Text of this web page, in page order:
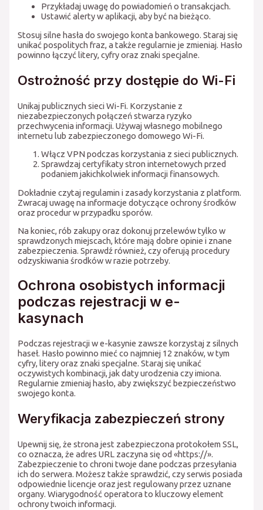
Przykładaj uwagę do powiadomień o transakcjach.
Ustawić alerty w aplikacji, aby być na bieżąco.
Stosuj silne hasła do swojego konta bankowego. Staraj się
unikać pospolitych fraz, a także regularnie je zmieniaj. Hasło
powinno łączyć litery, cyfry oraz znaki specjalne.
Ostrożność przy dostępie do Wi-Fi
Unikaj publicznych sieci Wi-Fi. Korzystanie z
niezabezpieczonych połączeń stwarza ryzyko
przechwycenia informacji. Używaj własnego mobilnego
internetu lub zabezpieczonego domowego Wi-Fi.
Włącz VPN podczas korzystania z sieci publicznych.
Sprawdzaj certyfikaty stron internetowych przed
podaniem jakichkolwiek informacji finansowych.
Dokładnie czytaj regulamin i zasady korzystania z platform.
Zwracaj uwagę na informacje dotyczące ochrony środków
oraz procedur w przypadku sporów.
Na koniec, rób zakupy oraz dokonuj przelewów tylko w
sprawdzonych miejscach, które mają dobre opinie i znane
zabezpieczenia. Sprawdź również, czy oferują procedury
odzyskiwania środków w razie potrzeby.
Ochrona osobistych informacji
podczas rejestracji w e-
kasynach
Podczas rejestracji w e-kasynie zawsze korzystaj z silnych
haseł. Hasło powinno mieć co najmniej 12 znaków, w tym
cyfry, litery oraz znaki specjalne. Staraj się unikać
oczywistych kombinacji, jak daty urodzenia czy imiona.
Regularnie zmieniaj hasło, aby zwiększyć bezpieczeństwo
swojego konta.
Weryfikacja zabezpieczeń strony
Upewnij się, że strona jest zabezpieczona protokołem SSL,
co oznacza, że adres URL zaczyna się od «https://».
Zabezpieczenie to chroni twoje dane podczas przesyłania
ich do serwera. Możesz także sprawdzić, czy serwis posiada
odpowiednie licencje oraz jest regulowany przez uznane
organy. Wiarygodność operatora to kluczowy element
ochrony twoich informacji.